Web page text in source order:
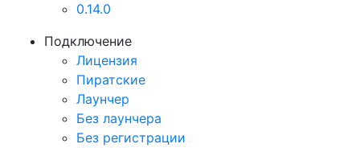
0.14.0
Подключение
Лицензия
Пиратские
Лаунчер
Без лаунчера
Без регистрации